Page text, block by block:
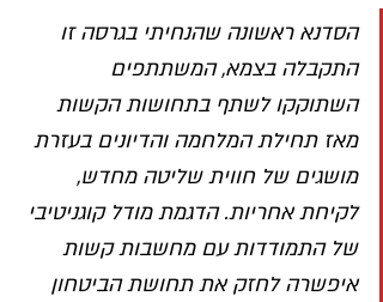
הסדנא ראשונה שהנחיתי בגרסה זו
התקבלה בצמא, המשתתפים
השתוקקו לשתף בתחושות הקשות
מאז תחילת המלחמה והדיונים בעזרת
מושגים של חווית שליטה מחדש,
לקיחת אחריות. הדגמת מודל קוגניטיבי
של התמודדות עם מחשבות קשות
איפשרה לחזק את תחושת הביטחון